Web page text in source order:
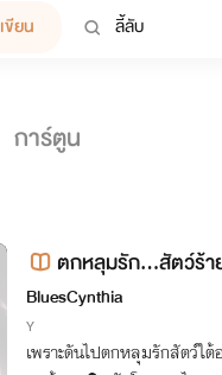
ขียน
การ์ตูน
ตกหลุมรัก...สัตว์ร้
BluesCynthia
Y
เพราะดันไปตกหลุมรักสัตว์ใ